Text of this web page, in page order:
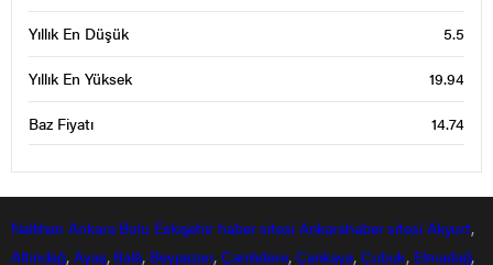
Yıllık En Düşük 5.5
Yıllık En Yüksek 19.94
Baz Fiyatı 14.74
Nallıhan Ankara Bolu Eskişehir haber sitesi Ankarahabersitesi Akyurt,
Altındağ,Ayaş, Balâ, Beypazarı, Çamlıdere, Çankaya, Çubuk, Elmadağ,